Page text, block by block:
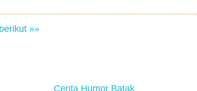
berikut »»
Cerita Humor Batak